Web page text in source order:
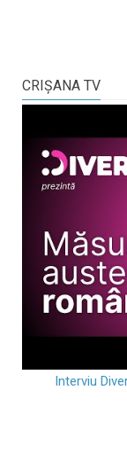
CRIŞANA TV
Interviu